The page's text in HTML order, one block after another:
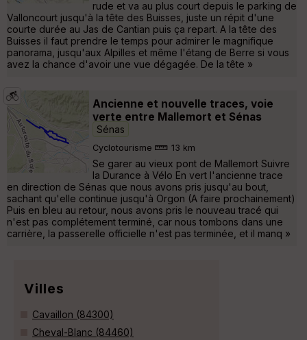
rude et va au plus court depuis le parking de
Valloncourt jusqu'à la tête des Buisses, juste un répit d'une
courte durée au Jas de Cantian puis ça repart. A la tête des
Buisses il faut prendre le temps pour admirer le magnifique
panorama, jusqu'aux Alpilles et même l'étang de Berre si vous
avez la chance d'avoir une vue dégagée. De la tête »
Ancienne et nouvelle traces, voie
verte entre Mallemort et Sénas
Sénas
Cyclotourisme 13 km
Se garer au vieux pont de Mallemort Suivre
la Durance à Vélo En vert l'ancienne trace
en direction de Sénas que nous avons pris jusqu'au bout,
sachant qu'elle continue jusqu'à Orgon (A faire prochainement)
Puis en bleu au retour, nous avons pris le nouveau tracé qui
n'est pas complétement terminé, car nous tombons dans une
carrière, la passerelle officielle n'est pas terminée, et il manq »
Villes
Cavaillon (84300)
Cheval-Blanc (84460)